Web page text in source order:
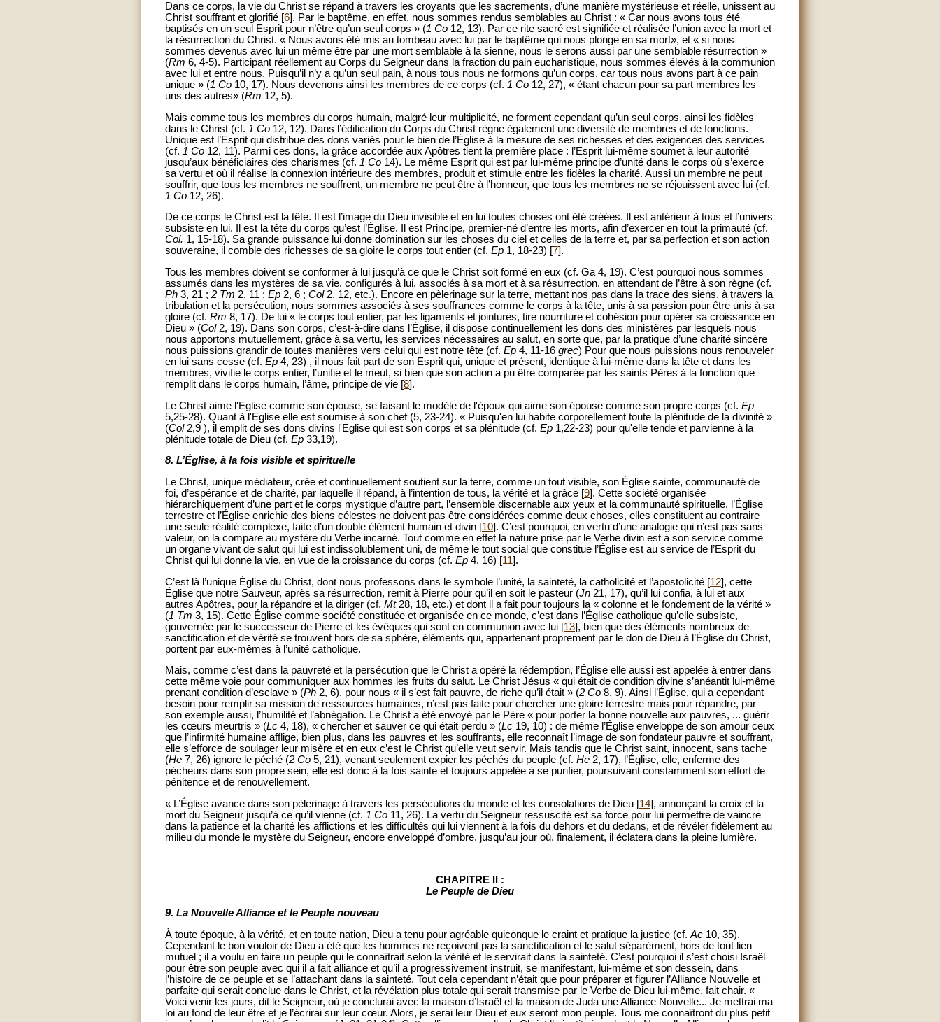
Dans ce corps, la vie du Christ se répand à travers les croyants que les sacrements, d’une manière mystérieuse et réelle, unissent au
Christ souffrant et glorifié [6]. Par le baptême, en effet, nous sommes rendus semblables au Christ : « Car nous avons tous été
baptisés en un seul Esprit pour n’être qu’un seul corps » (1 Co 12, 13). Par ce rite sacré est signifiée et réalisée l’union avec la mort et
la résurrection du Christ. « Nous avons été mis au tombeau avec lui par le baptême qui nous plonge en sa mort», et « si nous
sommes devenus avec lui un même être par une mort semblable à la sienne, nous le serons aussi par une semblable résurrection »
(Rm 6, 4-5). Participant réellement au Corps du Seigneur dans la fraction du pain eucharistique, nous sommes élevés à la communion
avec lui et entre nous. Puisqu’il n’y a qu’un seul pain, à nous tous nous ne formons qu’un corps, car tous nous avons part à ce pain
unique » (1 Co 10, 17). Nous devenons ainsi les membres de ce corps (cf. 1 Co 12, 27), « étant chacun pour sa part membres les
uns des autres» (Rm 12, 5).
Mais comme tous les membres du corps humain, malgré leur multiplicité, ne forment cependant qu’un seul corps, ainsi les fidèles
dans le Christ (cf. 1 Co 12, 12). Dans l’édification du Corps du Christ règne également une diversité de membres et de fonctions.
Unique est l’Esprit qui distribue des dons variés pour le bien de l’Église à la mesure de ses richesses et des exigences des services
(cf. 1 Co 12, 11). Parmi ces dons, la grâce accordée aux Apôtres tient la première place : l’Esprit lui-même soumet à leur autorité
jusqu’aux bénéficiaires des charismes (cf. 1 Co 14). Le même Esprit qui est par lui-même principe d’unité dans le corps où s’exerce
sa vertu et où il réalise la connexion intérieure des membres, produit et stimule entre les fidèles la charité. Aussi un membre ne peut
souffrir, que tous les membres ne souffrent, un membre ne peut être à l’honneur, que tous les membres ne se réjouissent avec lui (cf.
1 Co 12, 26).
De ce corps le Christ est la tête. Il est l’image du Dieu invisible et en lui toutes choses ont été créées. Il est antérieur à tous et l’univers
subsiste en lui. Il est la tête du corps qu’est l’Église. Il est Principe, premier-né d’entre les morts, afin d’exercer en tout la primauté (cf.
Col. 1, 15-18). Sa grande puissance lui donne domination sur les choses du ciel et celles de la terre et, par sa perfection et son action
souveraine, il comble des richesses de sa gloire le corps tout entier (cf. Ep 1, 18-23) [7].
Tous les membres doivent se conformer à lui jusqu’à ce que le Christ soit formé en eux (cf. Ga 4, 19). C’est pourquoi nous sommes
assumés dans les mystères de sa vie, configurés à lui, associés à sa mort et à sa résurrection, en attendant de l’être à son règne (cf.
Ph 3, 21 ; 2 Tm 2, 11 ; Ep 2, 6 ; Col 2, 12, etc.). Encore en pèlerinage sur la terre, mettant nos pas dans la trace des siens, à travers la
tribulation et la persécution, nous sommes associés à ses souffrances comme le corps à la tête, unis à sa passion pour être unis à sa
gloire (cf. Rm 8, 17). De lui « le corps tout entier, par les ligaments et jointures, tire nourriture et cohésion pour opérer sa croissance en
Dieu » (Col2, 19). Dans son corps, c’est-à-dire dans l’Église, il dispose continuellement les dons des ministères par lesquels nous
nous apportons mutuellement, grâce à sa vertu, les services nécessaires au salut, en sorte que, par la pratique d’une charité sincère
nous puissions grandir de toutes manières vers celui qui est notre tête (cf. Ep 4, 11-16 grec) Pour que nous puissions nous renouveler
en lui sans cesse (cf. Ep 4, 23) , il nous fait part de son Esprit qui, unique et présent, identique à lui-même dans la tête et dans les
membres, vivifie le corps entier, l’unifie et le meut, si bien que son action a pu être comparée par les saints Pères à la fonction que
remplit dans le corps humain, l’âme, principe de vie [8].
Le Christ aime l'Eglise comme son épouse, se faisant le modèle de l'époux qui aime son épouse comme son propre corps (cf. Ep
5,25-28). Quant à l'Eglise elle est soumise à son chef (5, 23-24). « Puisqu'en lui habite corporellement toute la plénitude de la divinité »
(Col2,9 ), il emplit de ses dons divins l'Eglise qui est son corps et sa plénitude (cf. Ep 1,22-23) pour qu'elle tende et parvienne à la
plénitude totale de Dieu (cf. Ep 33,19).
8. L’Église, à la fois visible et spirituelle
Le Christ, unique médiateur, crée et continuellement soutient sur la terre, comme un tout visible, son Église sainte, communauté de
foi, d’espérance et de charité, par laquelle il répand, à l’intention de tous, la vérité et la grâce [9]. Cette société organisée
hiérarchiquement d’une part et le corps mystique d’autre part, l’ensemble discernable aux yeux et la communauté spirituelle, l’Église
terrestre et l’Église enrichie des biens célestes ne doivent pas être considérées comme deux choses, elles constituent au contraire
une seule réalité complexe, faite d’un double élément humain et divin [10]. C’est pourquoi, en vertu d’une analogie qui n’est pas sans
valeur, on la compare au mystère du Verbe incarné. Tout comme en effet la nature prise par le Verbe divin est à son service comme
un organe vivant de salut qui lui est indissolublement uni, de même le tout social que constitue l’Église est au service de l’Esprit du
Christ qui lui donne la vie, en vue de la croissance du corps (cf. Ep 4, 16) [11].
C’est là l’unique Église du Christ, dont nous professons dans le symbole l’unité, la sainteté, la catholicité et l’apostolicité [12], cette
Église que notre Sauveur, après sa résurrection, remit à Pierre pour qu’il en soit le pasteur (Jn 21, 17), qu’il lui confia, à lui et aux
autres Apôtres, pour la répandre et la diriger (cf. Mt28, 18, etc.) et dont il a fait pour toujours la « colonne et le fondement de la vérité »
(1 Tm 3, 15). Cette Église comme société constituée et organisée en ce monde, c’est dans l’Église catholique qu’elle subsiste,
gouvernée par le successeur de Pierre et les évêques qui sont en communion avec lui [13], bien que des éléments nombreux de
sanctification et de vérité se trouvent hors de sa sphère, éléments qui, appartenant proprement par le don de Dieu à l’Église du Christ,
portent par eux-mêmes à l’unité catholique.
Mais, comme c’est dans la pauvreté et la persécution que le Christ a opéré la rédemption, l’Église elle aussi est appelée à entrer dans
cette même voie pour communiquer aux hommes les fruits du salut. Le Christ Jésus « qui était de condition divine s’anéantit lui-même
prenant condition d’esclave » (Ph 2, 6), pour nous « il s’est fait pauvre, de riche qu’il était » (2 Co 8, 9). Ainsi l’Église, qui a cependant
besoin pour remplir sa mission de ressources humaines, n’est pas faite pour chercher une gloire terrestre mais pour répandre, par
son exemple aussi, l’humilité et l’abnégation. Le Christ a été envoyé par le Père « pour porter la bonne nouvelle aux pauvres, ... guérir
les cœurs meurtris » (Lc 4, 18), « chercher et sauver ce qui était perdu » (Lc 19, 10) : de même l’Église enveloppe de son amour ceux
que l’infirmité humaine afflige, bien plus, dans les pauvres et les souffrants, elle reconnaît l’image de son fondateur pauvre et souffrant,
elle s’efforce de soulager leur misère et en eux c’est le Christ qu’elle veut servir. Mais tandis que le Christ saint, innocent, sans tache
(He 7, 26) ignore le péché (2 Co 5, 21), venant seulement expier les péchés du peuple (cf. He 2, 17), l’Église, elle, enferme des
pécheurs dans son propre sein, elle est donc à la fois sainte et toujours appelée à se purifier, poursuivant constamment son effort de
pénitence et de renouvellement.
« L’Église avance dans son pèlerinage à travers les persécutions du monde et les consolations de Dieu [14], annonçant la croix et la
mort du Seigneur jusqu’à ce qu’il vienne (cf. 1 Co 11, 26). La vertu du Seigneur ressuscité est sa force pour lui permettre de vaincre
dans la patience et la charité les afflictions et les difficultés qui lui viennent à la fois du dehors et du dedans, et de révéler fidèlement au
milieu du monde le mystère du Seigneur, encore enveloppé d’ombre, jusqu’au jour où, finalement, il éclatera dans la pleine lumière.
CHAPITRE II
:
Le Peuple de Dieu
9. La Nouvelle Alliance et le Peuple nouveau
À toute époque, à la vérité, et en toute nation, Dieu a tenu pour agréable quiconque le craint et pratique la justice (cf. Ac 10, 35).
Cependant le bon vouloir de Dieu a été que les hommes ne reçoivent pas la sanctification et le salut séparément, hors de tout lien
mutuel ; il a voulu en faire un peuple qui le connaîtrait selon la vérité et le servirait dans la sainteté. C’est pourquoi il s’est choisi Israël
pour être son peuple avec qui il a fait alliance et qu’il a progressivement instruit, se manifestant, lui-même et son dessein, dans
l’histoire de ce peuple et se l’attachant dans la sainteté. Tout cela cependant n’était que pour préparer et figurer l’Alliance Nouvelle et
parfaite qui serait conclue dans le Christ, et la révélation plus totale qui serait transmise par le Verbe de Dieu lui-même, fait chair. «
Voici venir les jours, dit le Seigneur, où je conclurai avec la maison d’Israël et la maison de Juda une Alliance Nouvelle... Je mettrai ma
loi au fond de leur être et je l’écrirai sur leur cœur. Alors, je serai leur Dieu et eux seront mon peuple. Tous me connaîtront du plus petit